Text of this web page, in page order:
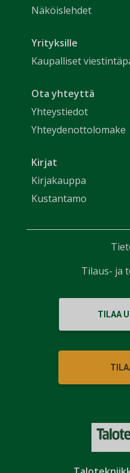
Näköislehdet
Yrityksille
Kaupalliset
Ota yhteyttä
Yhteystiedot
Yhteydenottolomake
Kirjat
Kirjakauppa
Kustantamo
TILAA
Tilaus- ja